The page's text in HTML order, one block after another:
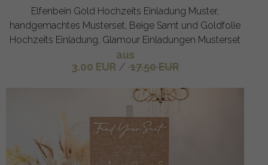
Elfenbein Gold Hochzeits Einladung Muster,
handgemachtes Musterset, Beige Samt und Goldfolie
Hochzeits Einladung, Glamour Einladungen Musterset
aus
3.00 EUR / 17.50 EUR